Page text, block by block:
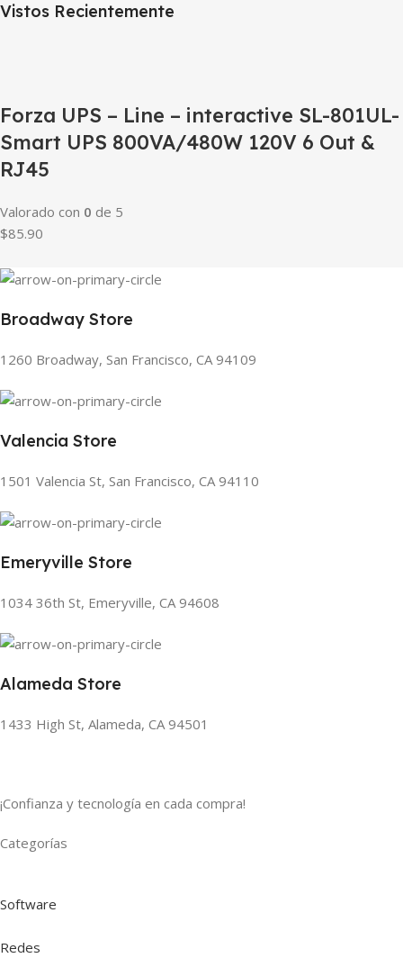
Vistos Recientemente
Forza UPS – Line – interactive SL-801UL-
Smart UPS 800VA/480W 120V 6 Out &
RJ45
Valorado con 0 de 5
$85.90
Broadway Store
1260 Broadway, San Francisco, CA 94109
Valencia Store
1501 Valencia St, San Francisco, CA 94110
Emeryville Store
1034 36th St, Emeryville, CA 94608
Alameda Store
1433 High St, Alameda, CA 94501
¡Confianza y tecnología en cada compra!
Categorías
Software
Redes